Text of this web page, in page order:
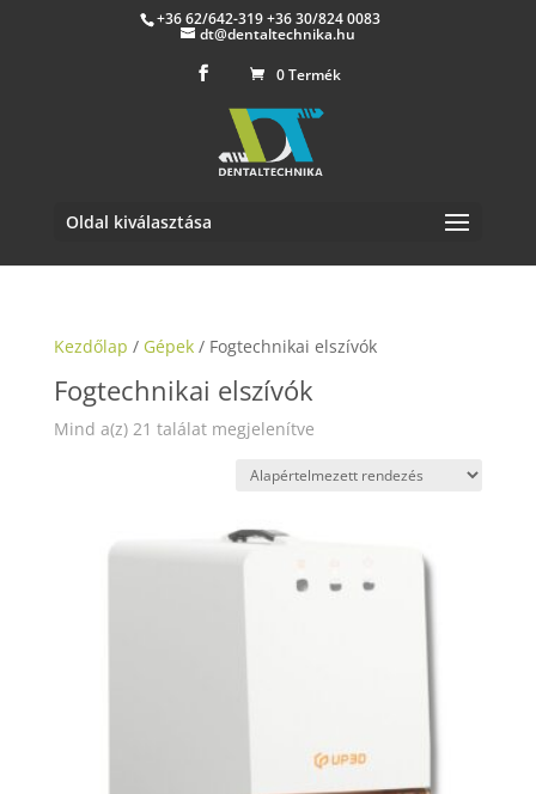
+36 62/642-319 +36 30/824 0083
dt@dentaltechnika.hu
0 Termék
Oldal kiválasztása
Kezdőlap / Gépek/ Fogtechnikai elszívók
Fogtechnikai elszívók
Mind a(z) 21 találat megjelenítve